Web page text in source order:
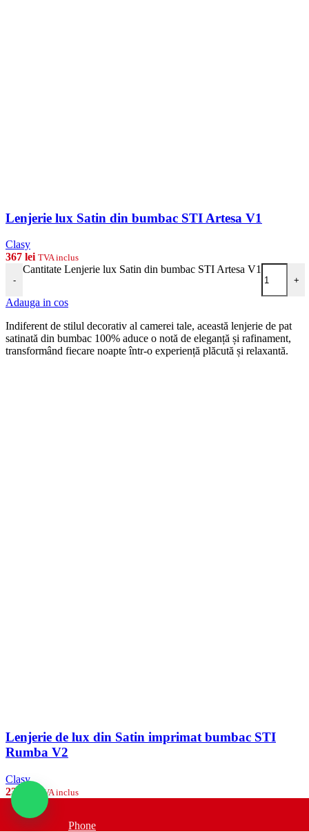
Lenjerie lux Satin din bumbac STI Artesa V1
Clasy
367 lei TVA inclus
-
Cantitate Lenjerie lux Satin din bumbac STI Artesa V1
+
Adauga in cos
Indiferent de stilul decorativ al camerei tale, această lenjerie de pat
satinată din bumbac 100% aduce o notă de eleganță și rafinament,
transformând fiecare noapte într-o experiență plăcută și relaxantă.
Lenjerie de lux din Satin imprimat bumbac STI
Rumba V2
Clasy
238
TVA inclus
-
Cantitate Lenjerie de lux din Satin imprimat bumbac STI Rumba
Phone